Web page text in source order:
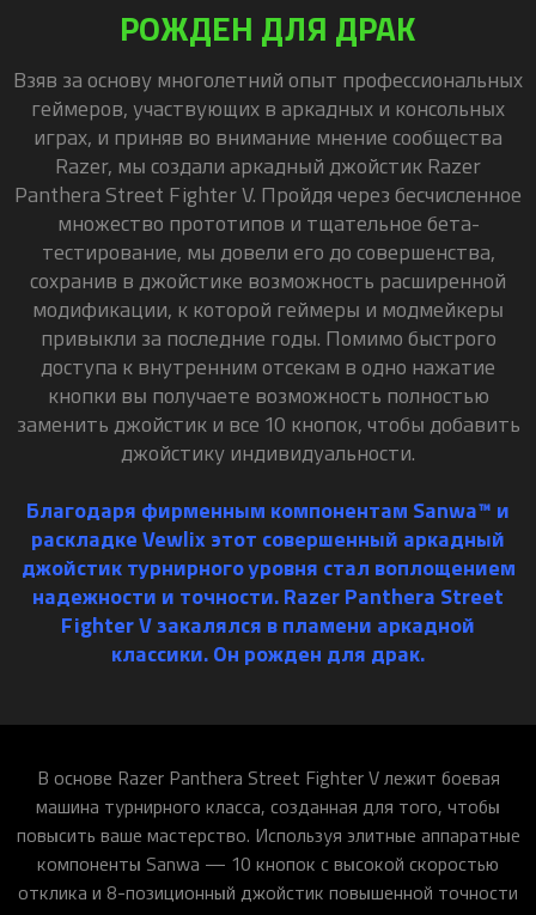
РОЖДЕН ДЛЯ ДРАК
Взяв за основу многолетний опыт профессиональных
геймеров, участвующих в аркадных и консольных
играх, и приняв во внимание мнение сообщества
Razer, мы создали аркадный джойстик Razer
Panthera Street Fighter V. Пройдя через бесчисленное
множество прототипов и тщательное бета-
тестирование, мы довели его до совершенства,
сохранив в джойстике возможность расширенной
модификации, к которой геймеры и модмейкеры
привыкли за последние годы. Помимо быстрого
доступа к внутренним отсекам в одно нажатие
кнопки вы получаете возможность полностью
заменить джойстик и все 10 кнопок, чтобы добавить
джойстику индивидуальности.
Благодаря фирменным компонентам Sanwa™ и
раскладке Vewlix этот совершенный аркадный
джойстик турнирного уровня стал воплощением
надежности и точности. Razer Panthera Street
Fighter V закалялся в пламени аркадной
классики. Он рожден для драк.
В основе Razer Panthera Street Fighter V лежит боевая
машина турнирного класса, созданная для того, чтобы
повысить ваше мастерство. Используя элитные аппаратные
компоненты Sanwa — 10 кнопок с высокой скоростью
отклика и 8-позиционный джойстик повышенной точности